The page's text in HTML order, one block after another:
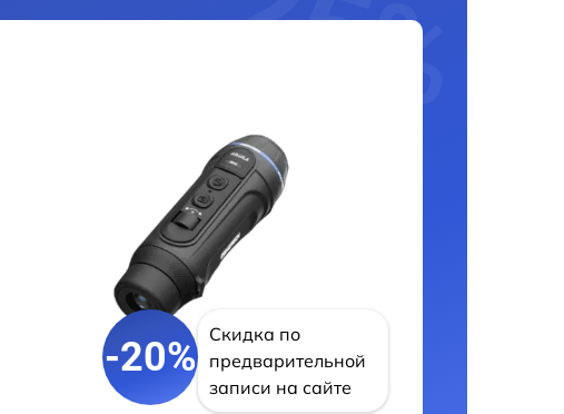
-20%
Скидка по
предварительной
записи на сайте